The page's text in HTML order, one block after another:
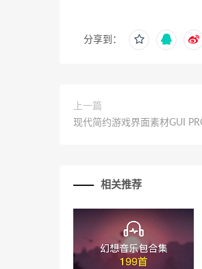
分享到：
上一篇
现代简约游戏界面素材GUI
相关推荐